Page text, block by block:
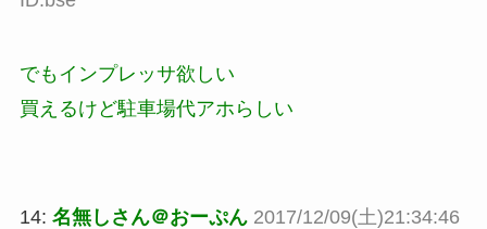
でもインプレッサ欲しい
買えるけど駐車場代アホらしい
14: 名無しさん＠おーぷん 2017/12/09(土)21:34:46